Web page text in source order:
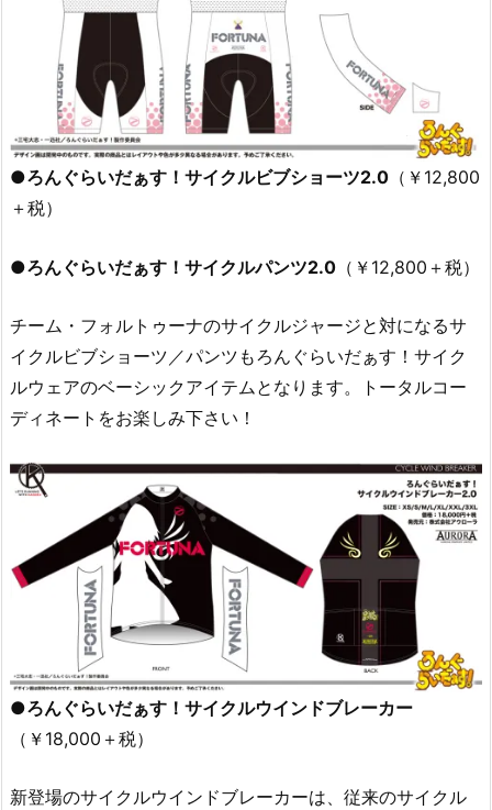
●ろんぐらいだぁす！サイクルビブショーツ2.0 （￥12,800
＋税）
●ろんぐらいだぁす！サイクルパンツ2.0 （￥12,800＋税）
チーム・フォルトゥーナのサイクルジャージと対になるサ
イクルビブショーツ／パンツもろんぐらいだぁす！サイク
ルウェアのベーシックアイテムとなります。トータルコー
ディネートをお楽しみ下さい！
●ろんぐらいだぁす！サイクルウインドブレーカー
（￥18,000＋税）
新登場のサイクルウインドブレーカーは、従来のサイクル